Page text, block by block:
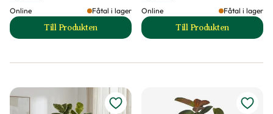
Online
Fåtal i lager
Till Produkten
till Fikonträd konstgjord produktsida
Online
Fåtal i lager
Till Produkten
till Fikus